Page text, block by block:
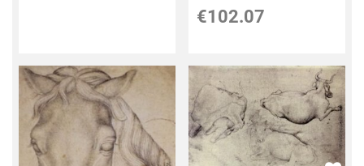
€102.07